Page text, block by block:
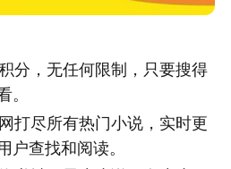
分，无任何限制，只要搜得
。
打尽所有热门小说，实时更
户查找和阅读。